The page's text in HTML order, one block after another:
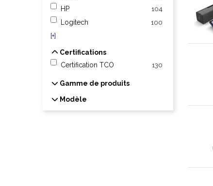
HP 104
Logitech 100
[+]
Certifications
Certification TCO
130
Gamme de produits
Modèle